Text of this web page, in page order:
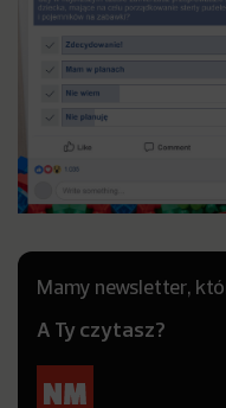
Mamy newsletter,
A Ty czytasz?